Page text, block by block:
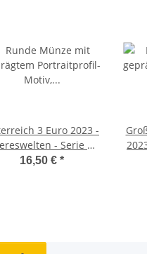
3 Euro 2023 -
- Serie #2
- Schwellhai
16,50 € *